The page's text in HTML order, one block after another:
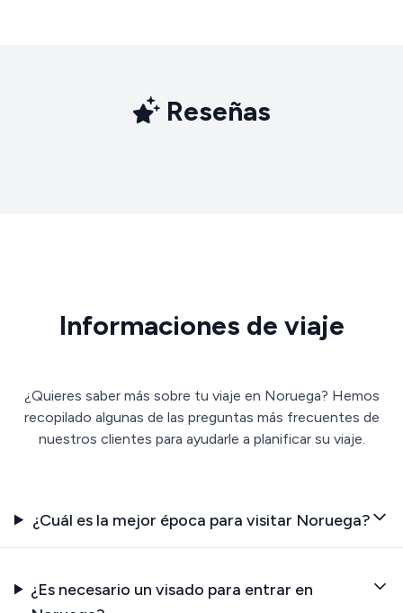
Reseñas
Informaciones de viaje
¿Quieres saber más sobre tu viaje en Noruega? Hemos
recopilado algunas de las preguntas más frecuentes de
nuestros clientes para ayudarle a planificar su viaje.
¿Cuál es la mejor época para visitar Noruega?
¿Es necesario un visado para entrar en